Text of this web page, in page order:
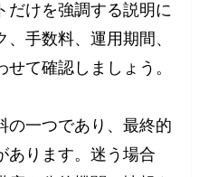
だけを強調する説明に
手数料、運用期間、
て確認しましょう。
の一つであり、最終的
あります。迷う場合